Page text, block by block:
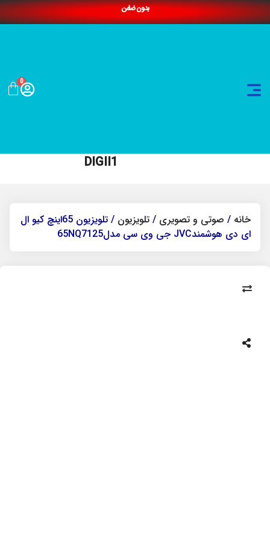
بدون ضامن
0
DIGII1
خانه / صوتی و تصویری / تلویزیون
/ تلویزیون 65اینچ کیو ال
ای دی هوشمندJVC جی وی سی مدل65NQ7125